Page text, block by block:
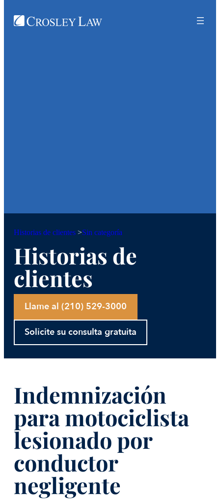
Historias de clientes >Sin categoría
Historias de
clientes
Llame al (210) 529-3000
Solicite su consulta gratuita
Indemnización
para motociclista
lesionado por
conductor
negligente